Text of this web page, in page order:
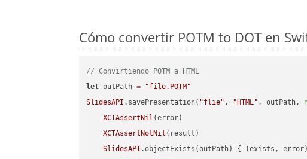
Cómo convertir POTM to DOT en
// Convirtiendo POTM a HTML
let outPath =
"file.POTM"
SlidesAPI .savePresentation( "flie" , "HTML" , outPath,
XCTAssertNil (error)
XCTAssertNotNil (result)
SlidesAPI .objectExists(outPath) { (exists,